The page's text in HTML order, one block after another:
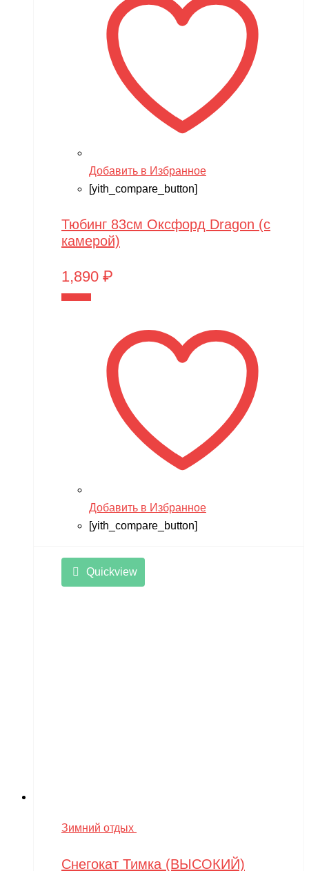
Добавить в Избранное
[yith_compare_button]
Тюбинг 83см Оксфорд Dragon (с
камерой)
1,890 ₽
Добавить в Избранное
[yith_compare_button]
Quickview
Зимний отдых
Снегокат Тимка (ВЫСОКИЙ)